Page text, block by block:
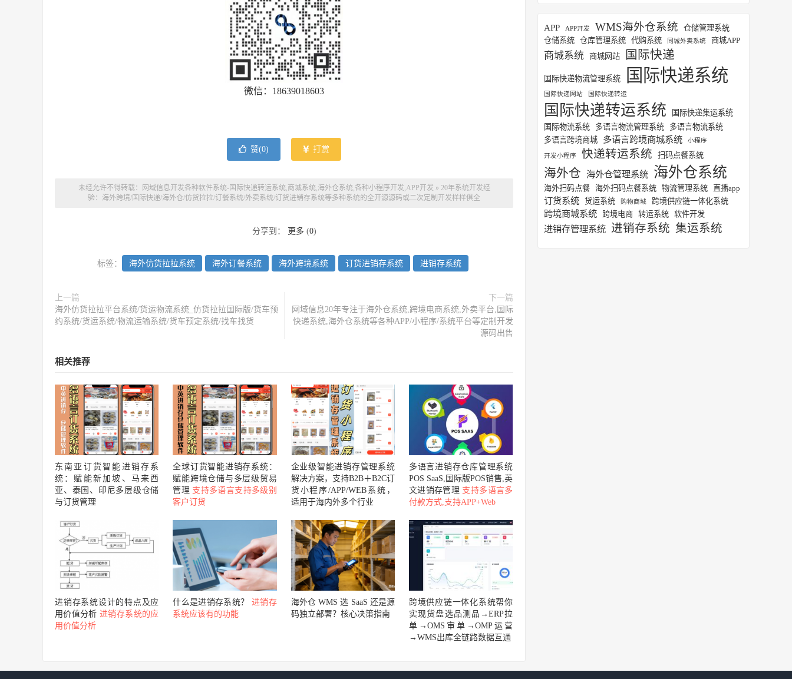
微信：18639018603
赞(0) 打赏
未经允许不得转载： 网域信息开发各种软件系统-国际快递转运系统,商城系统,海外仓系统,各种小程序开发,APP开发 » 20年系统开发经
验：海外跨境/国际快递/海外仓/仿货拉拉/订餐系统/外卖系统/订货进销存系统等多种系统的全开源源码或二次定制开发样样俱全
分享到： 更多 (0)
标签： 海外仿货拉拉系统 海外订餐系统 海外跨境系统 订货进销存系统 进销存系统
上一篇
海外仿货拉拉平台系统/货运物流系统_仿货拉拉国际版/货车预
约系统/货运系统/物流运输系统/货车预定系统/找车找货
下一篇
网域信息20年专注于海外仓系统,跨境电商系统,外卖平台,国际
快递系统,海外仓系统等各种APP/小程序/系统平台等定制开发
源码出售
相关推荐
东南亚订货智能进销存系
统：赋能新加坡、马来西
亚、泰国、印尼多层级仓储
与订货管理
全球订货智能进销存系统：
赋能跨境仓储与多层级贸易
管理 支持多语言支持多级别
客户订货
企业级智能进销存管理系统
解决方案，支持B2B＋B2C订
货小程序/APP/WEB系统，
适用于海内外多个行业
多语言进销存仓库管理系统
POS SaaS,国际版POS销售,英
文进销存管理 支持多语言多
付款方式,支持APP+Web
进销存系统设计的特点及应
用价值分析进销存系统的应
用价值分析
什么是进销存系统？ 进销存
系统应该有的功能
海外仓 WMS 选 SaaS 还是源
码独立部署？核心决策指南
跨境供应链一体化系统帮你
实现货盘选品测品→ERP拉
单→OMS审单→OMP运营
→WMS出库全链路数据互通
APP APP开发 WMS海外仓系统
仓储管理系统
仓储系统 仓库管理系统 代购系统 同城外卖系统 商城APP
商城系统 商城网站 国际快递
国际快递物流管理系统 国际快递系统
国际快递网站 国际快递转运
国际快递转运系统
国际快递集运系统
国际物流系统
多语言物流管理系统
多语言物流系统
多语言跨境商城
多语言跨境商城系统 小程序
开发小程序 快递转运系统 扫码点餐系统
海外仓 海外仓管理系统 海外仓系统
海外扫码点餐 海外扫码点餐系统 物流管理系统 直播app
订货系统 货运系统 购物商城 跨境供应链一体化系统
跨境商城系统 跨境电商 转运系统 软件开发
进销存管理系统 进销存系统 集运系统